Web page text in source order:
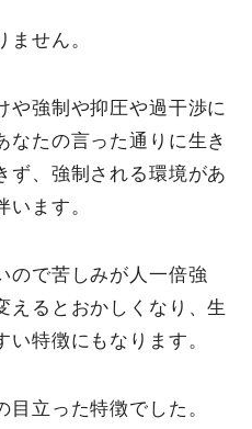
せん。
や強制や抑圧や過干渉に
なたの言った通りに生き
ず、強制される環境があ
ます。
ので苦しみが人一倍強
えるとおかしくなり、生
特徴にもなります。
立った特徴でした。